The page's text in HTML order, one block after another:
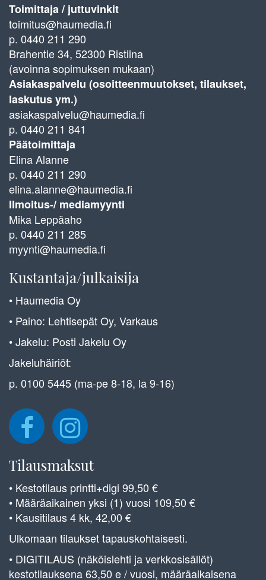
Toimittaja / juttuvinkit
toimitus@haumedia.fi
p. 0440 211 290
Brahentie 34, 52300 Ristiina
(avoinna sopimuksen mukaan)
Asiakaspalvelu (osoitteenmuutokset, tilaukset,
laskutus ym.)
asiakaspalvelu@haumedia.fi
p. 0440 211 841
Päätoimittaja
Elina Alanne
p. 0440 211 290
elina.alanne@haumedia.fi
Ilmoitus-/ mediamyynti
Mika Leppäaho
p. 0440 211 285
myynti@haumedia.fi
Kustantaja/julkaisija
• Haumedia Oy
• Paino: Lehtisepät Oy, Varkaus
• Jakelu: Posti Jakelu Oy
Jakeluhäiriöt:
p. 0100 5445 (ma-pe 8-18, la 9-16)
Tilausmaksut
• Kestotilaus printti+digi 99,50 €
• Määräaikainen yksi (1) vuosi 109,50 €
• Kausitilaus 4 kk, 42,00 €
Ulkomaan tilaukset tapauskohtaisesti.
• DIGITILAUS (näköislehti ja verkkosisällöt)
kestotilauksena 63,50 e / vuosi, määräaikaisena